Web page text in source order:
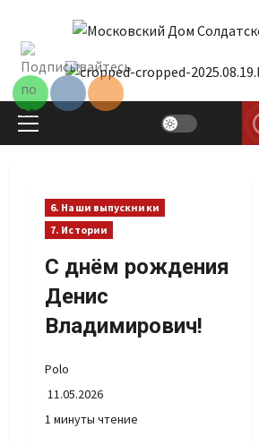
содержимому
Основное
6. Наши выпускники
7. Истории
С днём рождения
Денис
Владимирович!
Polo
11.05.2026
1 минуты чтение